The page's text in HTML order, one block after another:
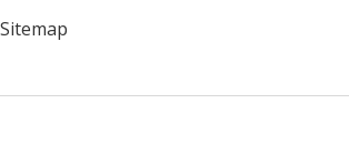
Sitemap